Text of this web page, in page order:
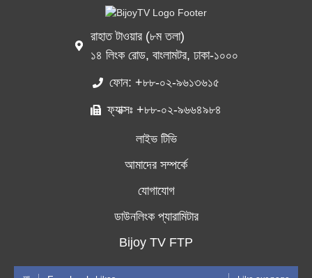
রাহাত টাওয়ার (৮ম তলা)
১৪ লিংক রোড, বাংলামটর, ঢাকা-১০০০
ফোন: +৮৮-০২-৯৬১৩৬১৫
ফ্যাক্সঃ +৮৮-০২-৯৬৬৪৯৮৪
লাইভ টিভি
আমাদের সম্পর্কে
যোগাযোগ
ডাউনলিংক প্যারামিটার
Bijoy TV FTP